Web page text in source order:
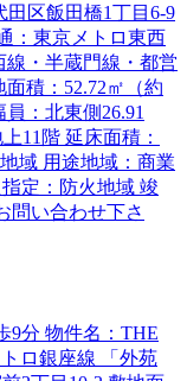
区飯田橋1丁目6-9
：東京メトロ東西
・半蔵門線・都営
積：52.72㎡（約
：北東側26.91
11階 延床面積：
域 用途地域：商業
定：防火地域 竣
問い合わせ下さ
9分 物件名：THE
ロ銀座線 「外苑